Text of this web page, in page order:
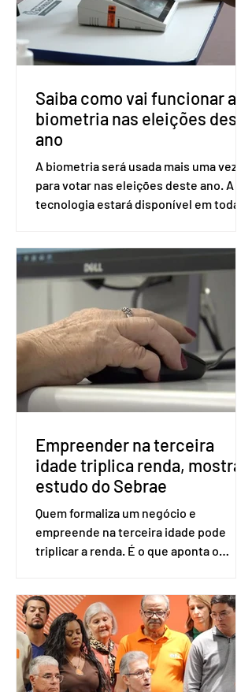
Saúde à Comissão Nacional de
Incorporação de Novas Tecnologias no
SUS (Conitec) na semana que vem. A
Conitec é um colegiado
Saiba como vai funcionar a
biometria nas eleições deste
ano
A biometria será usada mais uma vez
para votar nas eleições deste ano. A
tecnologia estará disponível em todas
Apesar da requisição, a biometria não é
obrigatória para exercer o direito ao
voto. Se o título estiver regular, o
eleitor pode votar mesmo sem ter
realizado esse cadastro. Neste caso,
será exigido o documento de
identificação para acesso à urna
eletrônica. Se a urna eletrônica não
reconh
Empreender na terceira
idade triplica renda, mostra
estudo do Sebrae
Quem formaliza um negócio e
empreende na terceira idade pode
triplicar a renda. É o que aponta o
Amostra de Domicílio (PNAD Contínua),
do Serviço Brasileiro de Apoio às Micro
e Pequenas Empresas (Sebrae),
realizado a partir de dados do Instituto
Brasileiro de Geografia e Estatística